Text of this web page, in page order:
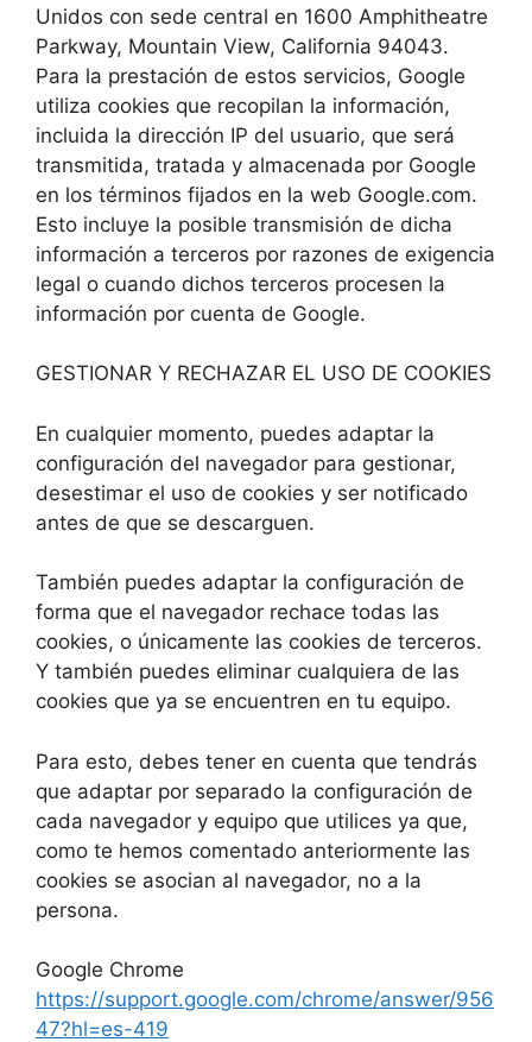
Unidos con sede central en 1600 Amphitheatre
Parkway, Mountain View, California 94043.
Para la prestación de estos servicios, Google
utiliza cookies que recopilan la información,
incluida la dirección IP del usuario, que será
transmitida, tratada y almacenada por Google
en los términos fijados en la web Google.com.
Esto incluye la posible transmisión de dicha
información a terceros por razones de exigencia
legal o cuando dichos terceros procesen la
información por cuenta de Google.
GESTIONAR Y RECHAZAR EL USO DE COOKIES
En cualquier momento, puedes adaptar la
configuración del navegador para gestionar,
desestimar el uso de cookies y ser notificado
antes de que se descarguen.
También puedes adaptar la configuración de
forma que el navegador rechace todas las
cookies, o únicamente las cookies de terceros.
Y también puedes eliminar cualquiera de las
cookies que ya se encuentren en tu equipo.
Para esto, debes tener en cuenta que tendrás
que adaptar por separado la configuración de
cada navegador y equipo que utilices ya que,
como te hemos comentado anteriormente las
cookies se asocian al navegador, no a la
persona.
Google Chrome
https://support.google.com/chrome/answer/956
47?hl=es-419